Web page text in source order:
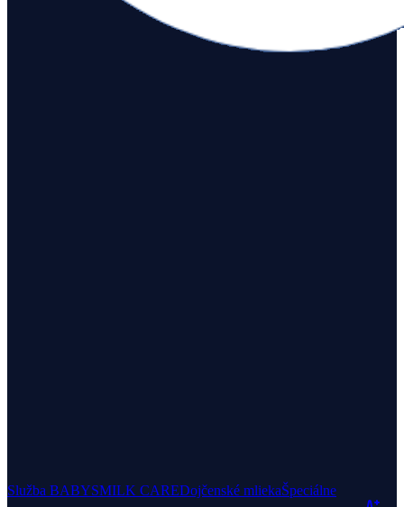
Služba BABYSMILK CAREDojčenské mliekaŠpeciálne